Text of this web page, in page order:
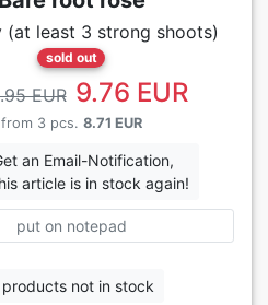
(at least 3 strong shoots)
sold out
EUR 9.76 EUR
from 3 pcs. 8.71 EUR
an Email-Notification,
article is in stock again!
put on notepad
not in stock